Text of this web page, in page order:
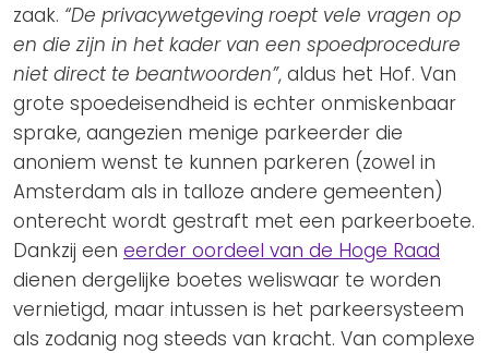
zaak. “De privacywetgeving roept vele vragen op
en die zijn in het kader van een spoedprocedure
niet direct te beantwoorden”, aldus het Hof. Van
grote spoedeisendheid is echter onmiskenbaar
sprake, aangezien menige parkeerder die
anoniem wenst te kunnen parkeren (zowel in
Amsterdam als in talloze andere gemeenten)
onterecht wordt gestraft met een parkeerboete.
Dankzij een eerder oordeel van de Hoge Raad
dienen dergelijke boetes weliswaar te worden
vernietigd, maar intussen is het parkeersysteem
als zodanig nog steeds van kracht. Van complexe